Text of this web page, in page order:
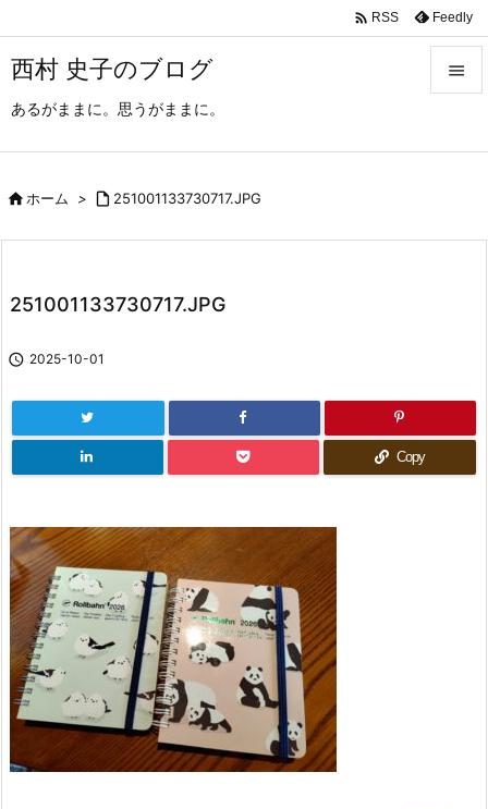
西村 史子のブログ
あるがままに。思うがままに。

 RSS Feedly
ホーム >  251001133730717.JPG
251001133730717.JPG
 2025-10-01
Copy